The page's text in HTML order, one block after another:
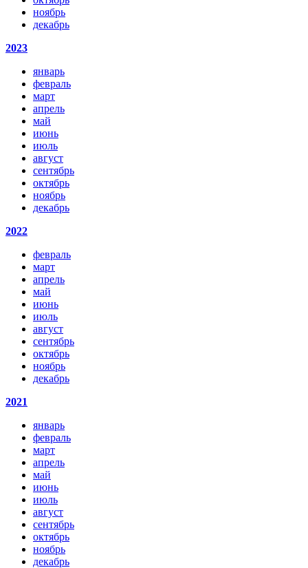
ноябрь
декабрь
2023
январь
февраль
март
апрель
май
июнь
июль
август
сентябрь
октябрь
ноябрь
декабрь
2022
февраль
март
апрель
май
июнь
июль
август
сентябрь
октябрь
ноябрь
декабрь
2021
январь
февраль
март
апрель
май
июнь
июль
август
сентябрь
октябрь
ноябрь
декабрь